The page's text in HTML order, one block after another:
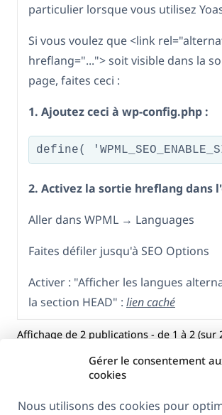
Gérer le consentement
cookies
Nous utilisons des cookies pour
particulier lorsque vous utilisez
Si vous voulez que <link
hreflang="..."> soit visible dans la
page, faites ceci :
1. Ajoutez ceci à wp-config.php :
define(
2. Activez la sortie hreflang dans
Aller dans WPML → Languages
Faites défiler jusqu'à SEO Options
Activer : "Afficher les langues
la section HEAD" : lien caché
Affichage de 2 publications - de 1 à 2 (sur